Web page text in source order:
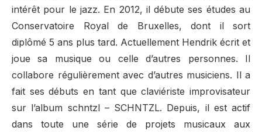
intérêt pour le jazz. En 2012, il débute ses études au
Conservatoire Royal de Bruxelles, dont il sort
diplômé 5 ans plus tard. Actuellement Hendrik écrit et
joue sa musique ou celle d’autres personnes. Il
collabore régulièrement avec d’autres musiciens. Il a
fait ses débuts en tant que claviériste improvisateur
sur l’album schntzl – SCHNTZL. Depuis, il est actif
dans toute une série de projets musicaux aux